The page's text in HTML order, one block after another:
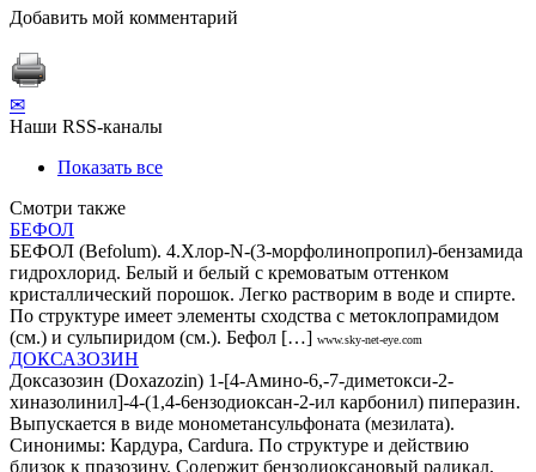
Добавить мой комментарий
✉
Наши RSS-каналы
Показать все
Смотри также
БЕФОЛ
БЕФОЛ (Befolum). 4.Хлор-N-(3-морфолинопропил)-бензамида
гидрохлорид. Белый и белый с кремоватым оттенком
кристаллический порошок. Легко растворим в воде и спирте.
По структуре имеет элементы сходства с метоклопрамидом
(см.) и сульпиридом (см.). Бефол […] www.sky-net-eye.com
ДОКСАЗОЗИН
Доксазозин (Doxazozin) 1-[4-Амино-6,-7-диметокси-2-
хиназолинил]-4-(1,4-6ензодиоксан-2-ил карбонил) пиперазин.
Выпускается в виде монометансульфоната (мезилата).
Синонимы: Кардура, Саrdurа. По структуре и действию
близок к празозину. Содержит бензодиоксановый радикал,